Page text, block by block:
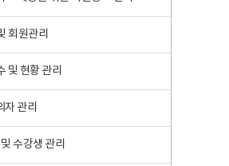
회원관리
및 현황 관리
자 관리
수강생 관리